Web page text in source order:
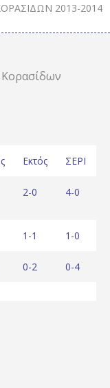
2013-2014
Εκτός ΣΕΡΙ
2-0 4-0
1-1 1-0
0-2 0-4